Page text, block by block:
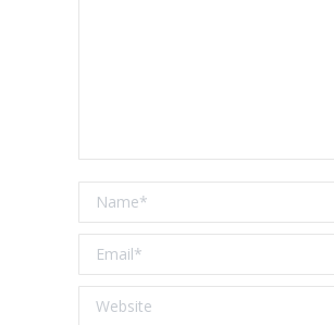
Name *
Email *
Website